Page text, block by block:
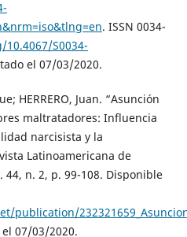
. ISSN 0034-
S0034-
el 07/03/2020.
HERRERO, Juan. “Asunción
maltratadores: Influencia
narcisista y la
Latinoamericana de
44, n. 2, p. 99-108. Disponible
publication/
07/03/2020.